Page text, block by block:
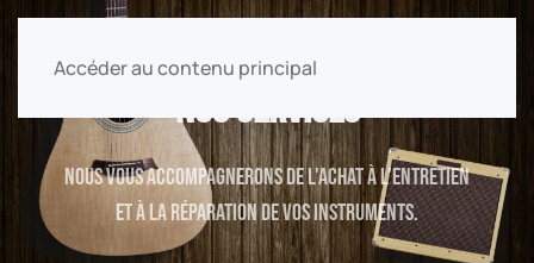
Accéder au contenu principal
Nos Services
Nous vous accompagnerons de l'achat à l'entretien
et à la réparation de vos instruments.